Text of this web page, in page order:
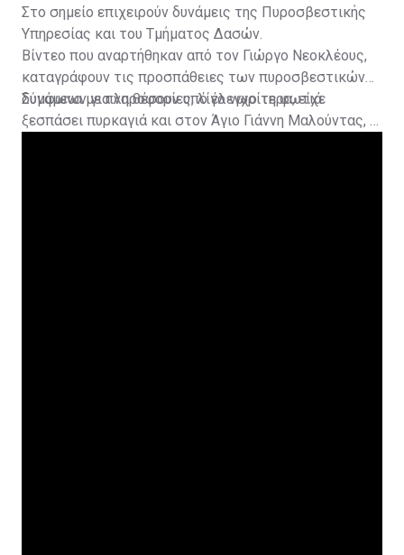
Στο σημείο επιχειρούν δυνάμεις της Πυροσβεστικής
Υπηρεσίας και του Τμήματος Δασών.
Βίντεο που αναρτήθηκαν από τον Γιώργο Νεοκλέους,
καταγράφουν τις προσπάθειες των πυροσβεστικών
δυνάμεων για να θέσουν υπό έλεγχο τη φωτιά.
Σύμφωνα με πληροφορίες, λίγο νωρίτερα, είχε
ξεσπάσει πυρκαγιά και στον Άγιο Γιάννη Μαλούντας, η